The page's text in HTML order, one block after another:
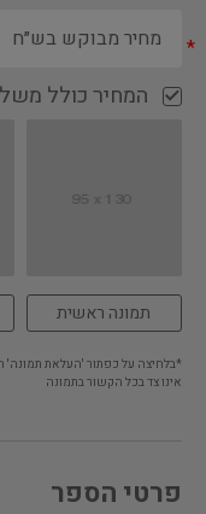
*
המחיר כולל
תמונה ראשית
*בלחיצה על כפתור 'העלאת תמונה'
אינו צד בכל הקשור בתמונה
פרטי הספר